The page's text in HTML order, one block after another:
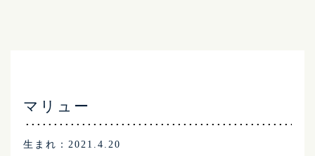
マリュー
生まれ：2021.4.20